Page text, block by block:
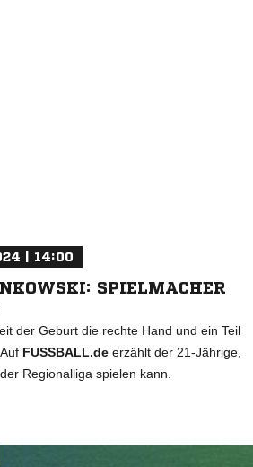
| 14:00
SPIELMACHER
der Geburt die rechte Hand und ein Teil
FUSSBALL.de erzählt der 21-Jährige,
Regionalliga spielen kann.